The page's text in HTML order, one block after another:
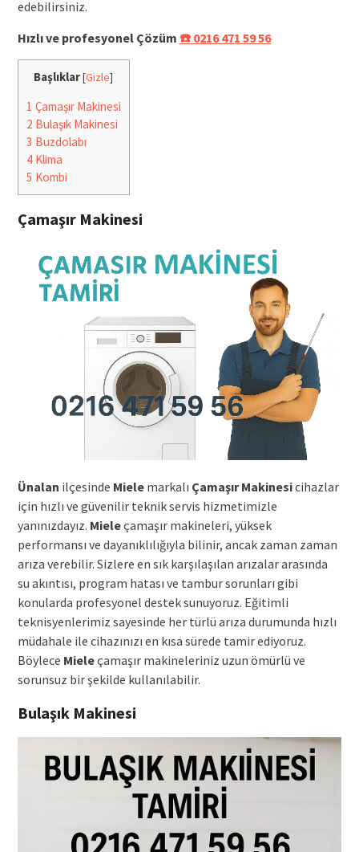
edebilirsiniz.
Hızlı ve profesyonel Çözüm ☎️ 0216 471 59 56
Başlıklar[Gizle]
1 Çamaşır Makinesi
2 Bulaşık Makinesi
3 Buzdolabı
4Klima
5 Kombi
Çamaşır Makinesi
Ünalan ilçesinde Mielemarkalı Çamaşır Makinesicihazlar
için hızlı ve güvenilir teknik servis hizmetimizle
yanınızdayız. Mieleçamaşır makineleri, yüksek
performansı ve dayanıklılığıyla bilinir, ancak zaman zaman
arıza verebilir. Sizlere en sık karşılaşılan arızalar arasında
su akıntısı, program hatası ve tambur sorunları gibi
konularda profesyonel destek sunuyoruz. Eğitimli
teknisyenlerimiz sayesinde her türlü arıza durumunda hızlı
müdahale ile cihazınızı en kısa sürede tamir ediyoruz.
Böylece Mieleçamaşır makineleriniz uzun ömürlü ve
sorunsuz bir şekilde kullanılabilir.
Bulaşık Makinesi